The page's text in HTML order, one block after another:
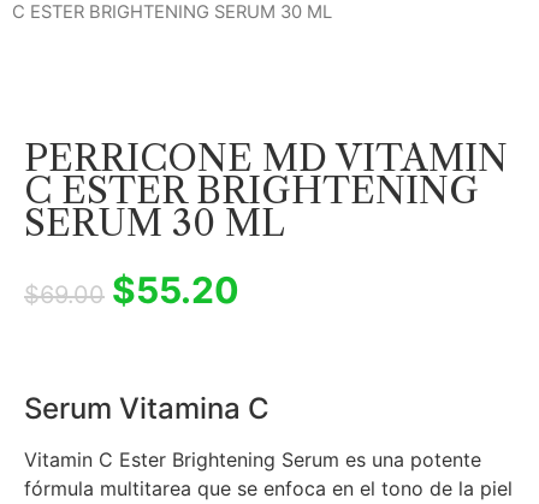
C ESTER BRIGHTENING SERUM 30 ML
PERRICONE MD VITAMIN
C ESTER BRIGHTENING
SERUM 30 ML
$69.00 $55.20
Serum Vitamina C
Vitamin C Ester Brightening Serum es una potente
fórmula multitarea que se enfoca en el tono de la piel